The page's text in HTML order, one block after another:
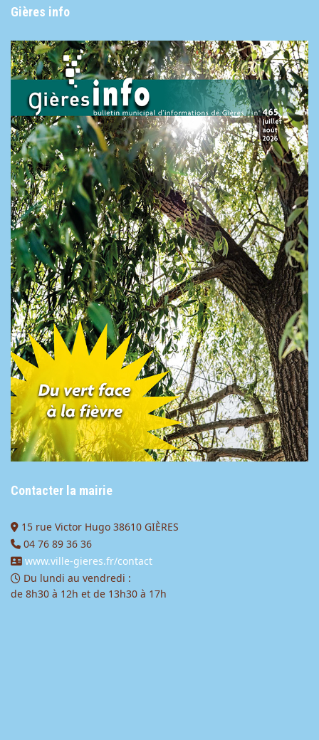
Gières info
Contacter la mairie
15 rue Victor Hugo 38610 GIÈRES
04 76 89 36 36
www.ville-gieres.fr/contact
Du lundi au vendredi :
de 8h30 à 12h et de 13h30 à 17h